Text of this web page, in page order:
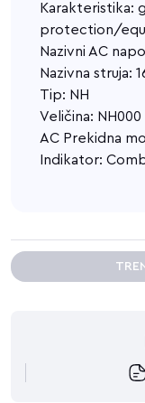
Karakteristika:
protection/
Nazivni AC
Nazivna struja:
Tip: NH
Veličina: NH000
AC Prekidna
Indikator: